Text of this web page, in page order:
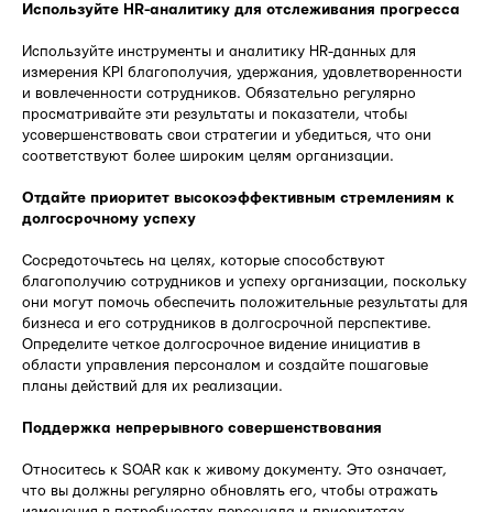
Используйте HR-аналитику для отслеживания прогресса
Используйте инструменты и аналитику HR-данных для
измерения KPI благополучия, удержания, удовлетворенности
и вовлеченности сотрудников. Обязательно регулярно
просматривайте эти результаты и показатели, чтобы
усовершенствовать свои стратегии и убедиться, что они
соответствуют более широким целям организации.
Отдайте приоритет высокоэффективным стремлениям к
долгосрочному успеху
Сосредоточьтесь на целях, которые способствуют
благополучию сотрудников и успеху организации, поскольку
они могут помочь обеспечить положительные результаты для
бизнеса и его сотрудников в долгосрочной перспективе.
Определите четкое долгосрочное видение инициатив в
области управления персоналом и создайте пошаговые
планы действий для их реализации.
Поддержка непрерывного совершенствования
Относитесь к SOAR как к живому документу. Это означает,
что вы должны регулярно обновлять его, чтобы отражать